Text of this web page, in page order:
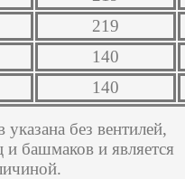
219
140
140
без вентилей,
и башмаков и является
.